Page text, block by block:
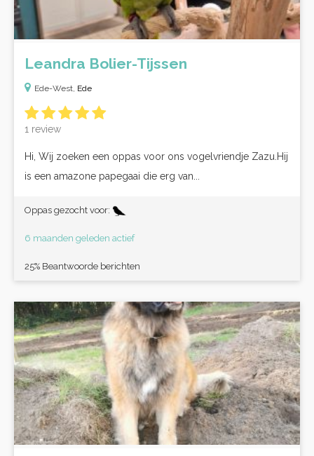
Leandra Bolier-Tijssen
Ede-West, Ede
1 review
Hi, Wij zoeken een oppas voor ons vogelvriendje Zazu.Hij
is een amazone papegaai die erg van...
Oppas gezocht voor:
6 maanden geleden actief
25% Beantwoorde berichten